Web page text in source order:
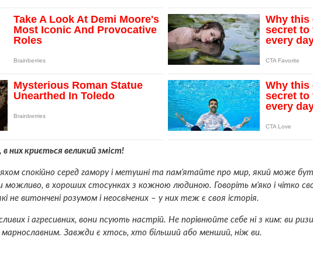
них криється великий зміст!
спокійно серед гамору і метушні та пам’ятайте про мир, який може
можливо, в хороших стосунках з кожною людиною. Говоріть м’яко і чітко
не витончені розумом і неосвічених – у них теж є своя історія.
і агресивних, вони псують настрій. Не порівнюйте себе ні з ким: ви
Завжди є хтось, хто більший або менший, ніж ви.